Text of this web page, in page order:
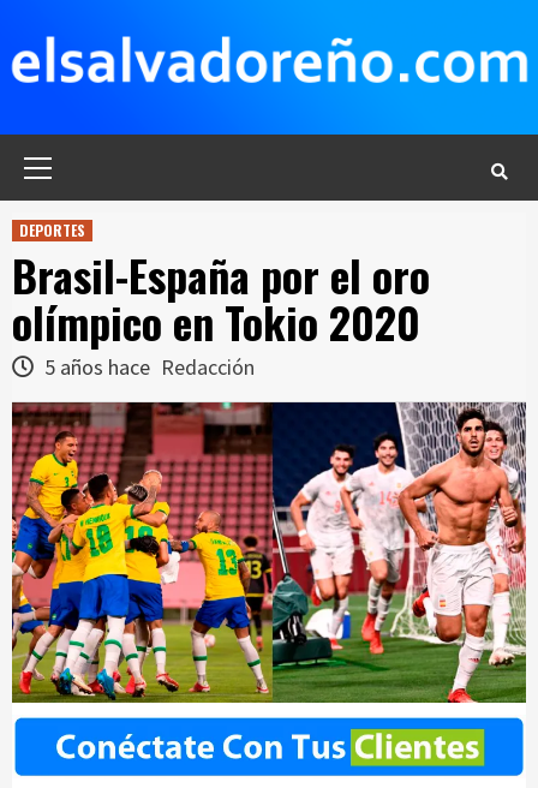
contenido
DEPORTES
Brasil-España por el oro
olímpico en Tokio 2020
5 años hace Redacción